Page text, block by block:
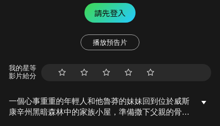
請先登入
播放預告片
我的星等
影片給分
一個心事重重的年輕人和他魯莽的妹妹回到位於威斯
康辛州黑暗森林中的家族小屋，準備撒下父親的骨